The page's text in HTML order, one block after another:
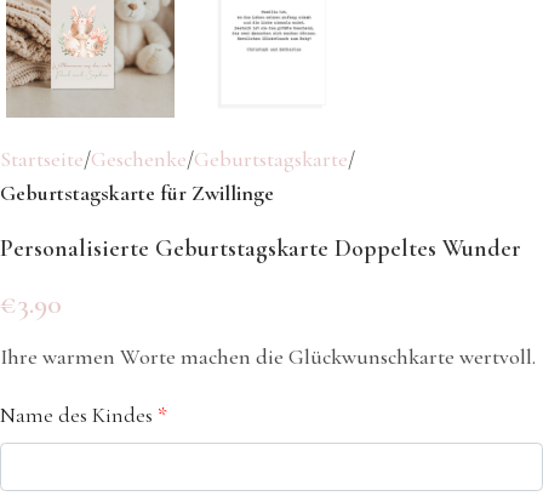
Startseite Geschenke Geburtstagskarte
Geburtstagskarte für Zwillinge
Personalisierte Geburtstagskarte Doppeltes Wunder
€3.90
Ihre warmen Worte machen die Glückwunschkarte wertvoll.
Name des Kindes *